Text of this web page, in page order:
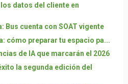
datos del cliente en
Bus cuenta con SOAT vigente
cómo preparar tu espacio pa...
de IA que marcarán el 2026
la segunda edición del